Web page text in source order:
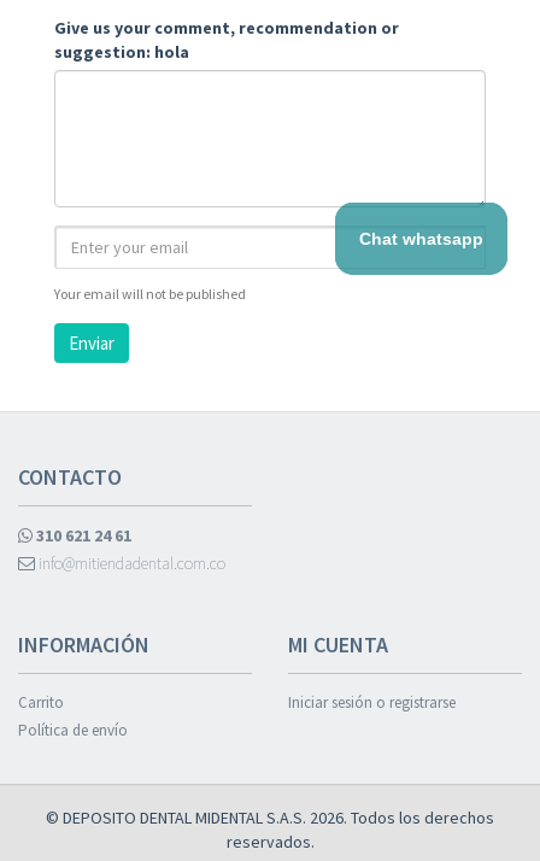
Give us your comment, recommendation or
suggestion: hola
Your email will not be published
Enviar
CONTACTO
310 621 24 61
info@mitiendadental.com.co
INFORMACIÓN
Carrito
Política de envío
MI CUENTA
Iniciar sesión o registrarse
© DEPOSITO DENTAL MIDENTAL S.A.S. 2026. Todos los derechos
reservados.
Chat whatsapp